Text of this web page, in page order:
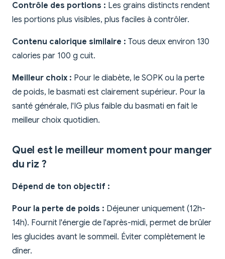
Contrôle des portions : Les grains distincts rendent
les portions plus visibles, plus faciles à contrôler.
Contenu calorique similaire : Tous deux environ 130
calories par 100 g cuit.
Meilleur choix : Pour le diabète, le SOPK ou la perte
de poids, le basmati est clairement supérieur. Pour la
santé générale, l'IG plus faible du basmati en fait le
meilleur choix quotidien.
Quel est le meilleur moment pour manger
du riz ?
Dépend de ton objectif :
Pour la perte de poids : Déjeuner uniquement (12h-
14h). Fournit l'énergie de l'après-midi, permet de brûler
les glucides avant le sommeil. Éviter complètement le
dîner.